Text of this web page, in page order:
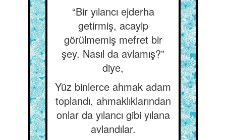
“Bir yılancı ejderha
getirmiş, acayip
görülmemiş mefret bir
şey. Nasıl da avlamış?”
diye,
Yüz binlerce ahmak adam
toplandı, ahmaklıklarından
onlar da yılancı gibi yılana
avlandılar.